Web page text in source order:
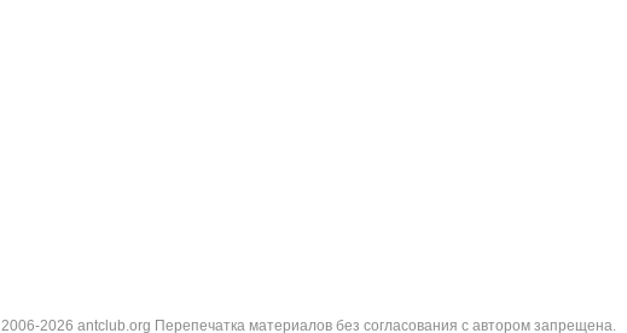
2026 antclub.org Перепечатка материалов без согласования с автором запрещена.